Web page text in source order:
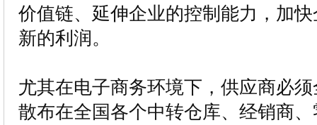
价值链、延伸企业的控制能力，加
新的利润。
尤其在电子商务环境下，供应商必
散布在全国各个中转仓库、经销商